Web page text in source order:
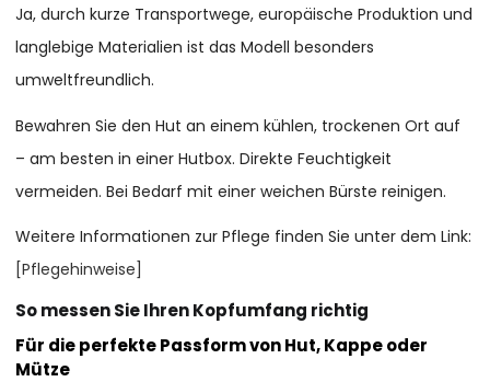
Ja, durch kurze Transportwege, europäische Produktion und
langlebige Materialien ist das Modell besonders
umweltfreundlich.
Bewahren Sie den Hut an einem kühlen, trockenen Ort auf
– am besten in einer Hutbox. Direkte Feuchtigkeit
vermeiden. Bei Bedarf mit einer weichen Bürste reinigen.
Weitere Informationen zur Pflege finden Sie unter dem Link:
[Pflegehinweise]
So messen Sie Ihren Kopfumfang richtig
Für die perfekte Passform von Hut, Kappe oder
Mütze